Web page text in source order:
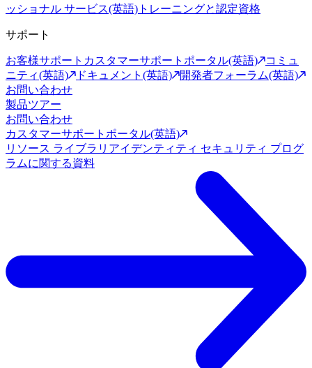
ッショナル サービス(英語) トレーニングと認定資格
サポート
お客様サポート カスタマーサポートポータル(英語)
コミュ
ニティ(英語)
ドキュメント(英語)
開発者フォーラム(英語)
お問い合わせ
製品ツアー
お問い合わせ
カスタマーサポートポータル(英語)
リソース ライブラリ アイデンティティ セキュリティ プログ
ラムに関する資料